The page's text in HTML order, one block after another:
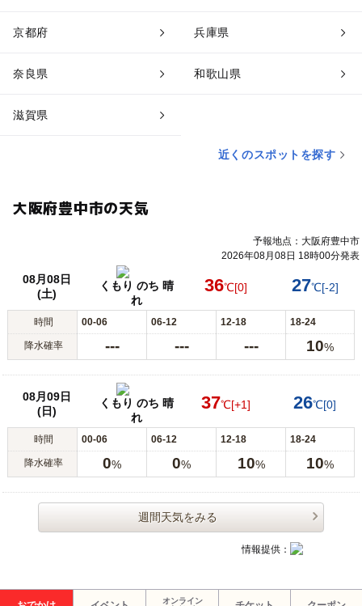
京都府 兵庫県
奈良県 和歌山県
滋賀県
近くのスポットを探す
大阪府豊中市の天気
予報地点：大阪府豊中市
2026年08月08日 18時00分発表
08月08日
(土)
くもり のち 晴
れ
36℃[0] 27℃[-2]
時間 00-06 06-12 12-18 18-24
降水確率 --- --- --- 10%
08月09日
(日)
くもり のち 晴
れ
37℃[+1] 26℃[0]
時間 00-06 06-12 12-18 18-24
降水確率 0% 0% 10% 10%
週間天気をみる
情報提供：
オンライン